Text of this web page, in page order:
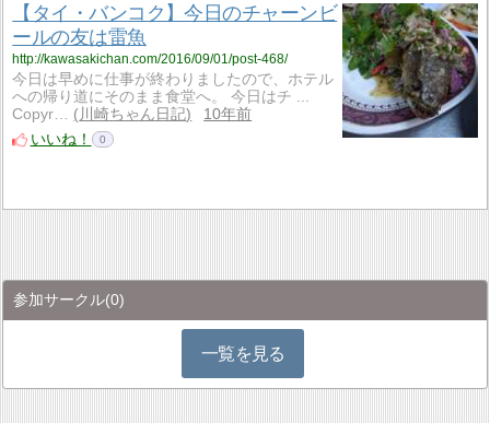
【タイ・バンコク】今日のチャーンビ
ールの友は雷魚
http://kawasakichan.com/2016/09/01/post-468/
今日は早めに仕事が終わりましたので、ホテル
への帰り道にそのまま食堂へ。 今日はチ ...
Copyr…
川崎ちゃん日記
10年前
いいね！
0
参加サークル(0)
一覧を見る